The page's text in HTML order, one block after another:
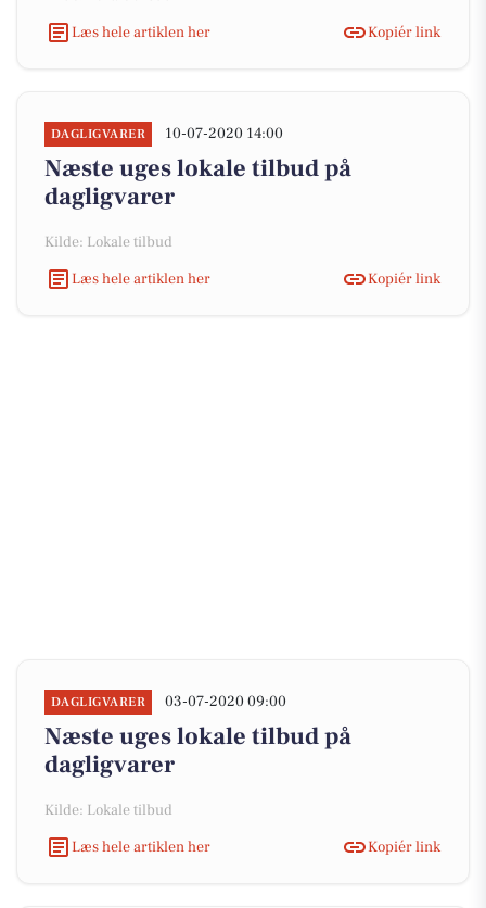
Læs hele artiklen her
Kopiér link
DAGLIGVARER 10-07-2020 14:00
Næste uges lokale tilbud på
dagligvarer
Kilde: Lokale tilbud
Læs hele artiklen her
Kopiér link
DAGLIGVARER 03-07-2020 09:00
Næste uges lokale tilbud på
dagligvarer
Kilde: Lokale tilbud
Læs hele artiklen her
Kopiér link